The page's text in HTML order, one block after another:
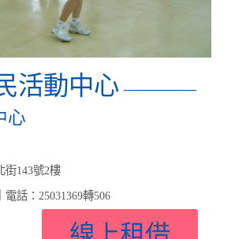
活動中心 ————
心
街143號2樓
話：25031369轉506